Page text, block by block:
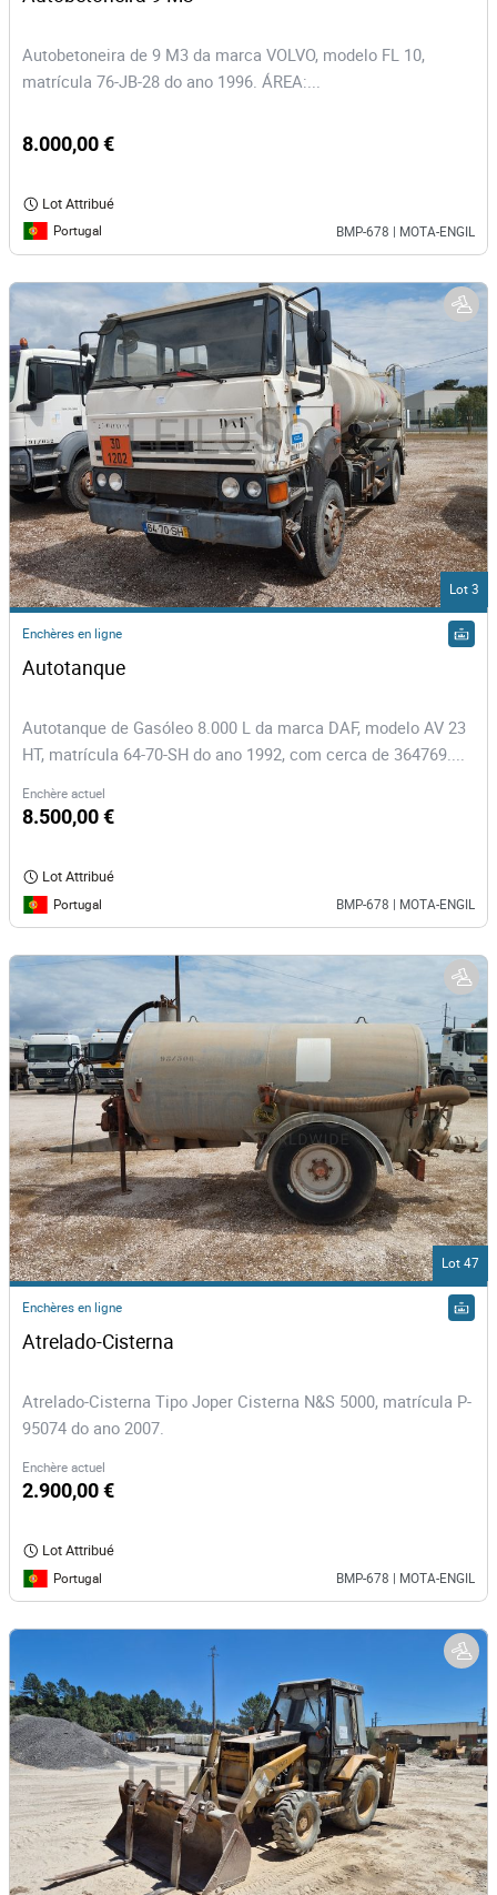
Autobetoneira de 9 M3 da marca VOLVO, modelo FL 10,
matrícula 76-JB-28 do ano 1996. ÁREA:...
8.000,00 €
Lot Attribué
Portugal BMP-678 | MOTA-ENGIL
Lot 3
Enchères en ligne
Autotanque de Gasóleo 8.000 L da marca DAF, modelo AV 23
HT, matrícula 64-70-SH do ano 1992, com cerca de 364769....
Enchère actuel
8.500,00 €
Lot Attribué
Portugal BMP-678 | MOTA-ENGIL
Lot 47
Enchères en ligne
Atrelado-Cisterna
Atrelado-Cisterna Tipo Joper Cisterna N&S 5000, matrícula P-
95074 do ano 2007.
Enchère actuel
2.900,00 €
Lot Attribué
Portugal BMP-678 | MOTA-ENGIL